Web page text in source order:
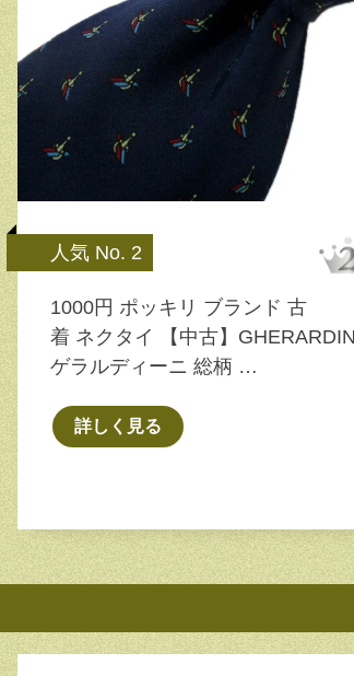
人気 No. 2
1000円 ポッキリ ブランド 古
着 ネクタイ 【中古】
ゲラルディーニ 総柄 …
詳しく見る